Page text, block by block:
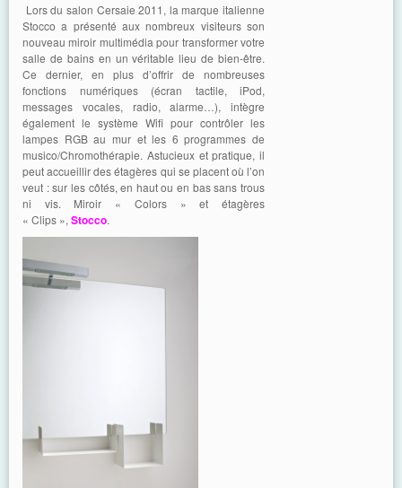
Lors du salon Cersaie 2011, la marque italienne
Stocco a présenté aux nombreux visiteurs son
nouveau miroir multimédia pour transformer votre
salle de bains en un véritable lieu de bien-être.
Ce dernier, en plus d’offrir de nombreuses
fonctions numériques (écran tactile, iPod,
messages vocales, radio, alarme…), intègre
également le système Wifi pour contrôler les
lampes RGB au mur et les 6 programmes de
musico/Chromothérapie. Astucieux et pratique, il
peut accueillir des étagères qui se placent où l’on
veut : sur les côtés, en haut ou en bas sans trous
ni vis. Miroir « Colors » et étagères
« Clips », Stocco.